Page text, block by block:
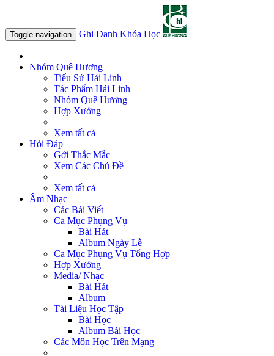
Toggle navigation Ghi Danh Khóa Học
Nhóm Quê Hương
Tiểu Sử Hải Linh
Tác Phẩm Hải Linh
Nhóm Quê Hương
Hợp Xướng
Xem tất cả
Hỏi Đáp
Gởi Thắc Mắc
Xem Các Chủ Đề
Xem tất cả
Âm Nhạc
Các Bài Viết
Ca Mục Phụng Vụ
Bài Hát
Album Ngày Lễ
Ca Mục Phụng Vụ Tổng Hợp
Hợp Xướng
Media/ Nhạc
Bài Hát
Album
Tài Liệu Học Tập
Bài Học
Album Bài Học
Các Môn Học Trên Mạng